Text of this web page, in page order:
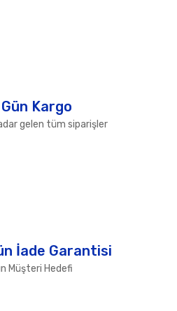
Gün Kargo
gelen tüm siparişler
İade Garantisi
Müşteri Hedefi